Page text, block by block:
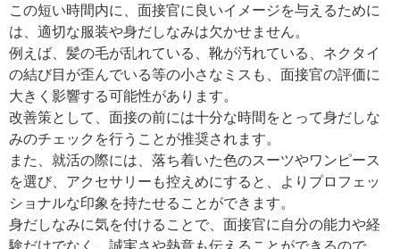
この短い時間内に、面接官に良いイメージを与えるために
は、適切な服装や身だしなみは欠かせません。
例えば、髪の毛が乱れている、靴が汚れている、ネクタイ
の結び目が歪んでいる等の小さなミスも、面接官の評価に
大きく影響する可能性があります。
改善策として、面接の前には十分な時間をとって身だしな
みのチェックを行うことが推奨されます。
また、就活の際には、落ち着いた色のスーツやワンピース
を選び、アクセサリーも控えめにすると、よりプロフェッ
ショナルな印象を持たせることができます。
身だしなみに気を付けることで、面接官に自分の能力や経